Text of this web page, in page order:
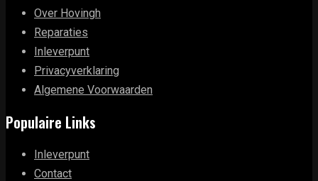
Over Hovingh
Reparaties
Inleverpunt
Privacyverklaring
Algemene Voorwaarden
Populaire Links
Inleverpunt
Contact